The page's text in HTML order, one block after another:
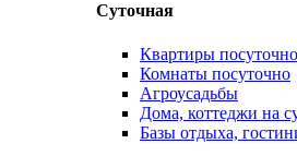
Суточная
Квартиры посуточно
Комнаты посуточно
Агроусадьбы
Дома, коттеджи на
Базы отдыха,